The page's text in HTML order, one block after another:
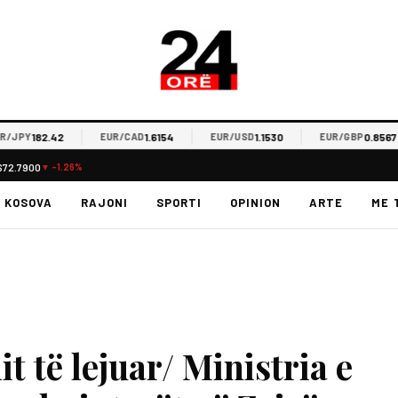
182.42 EUR/CAD1.6154 EUR/USD1.1530 EUR/GBP0.8567
▼ -1.26%
KOSOVA RAJONI SPORTI OPINION ARTE ME
të lejuar/ Ministria e